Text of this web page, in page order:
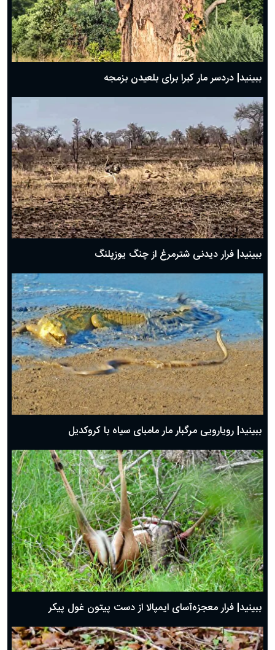
ببینید| دردسر مار کبرا برای بلعیدن بزمجه
ببینید| فرار دیدنی شترمرغ از چنگ یوزپلنگ
ببینید| رویارویی مرگبار مار مامبای سیاه با کروکدیل
ببینید| فرار معجزه‌آسای ایمپالا از دست پیتون غول پیکر